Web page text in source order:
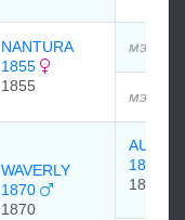
NANTURA
1855
1855
WAVERLY
1870
1870
1858
1858